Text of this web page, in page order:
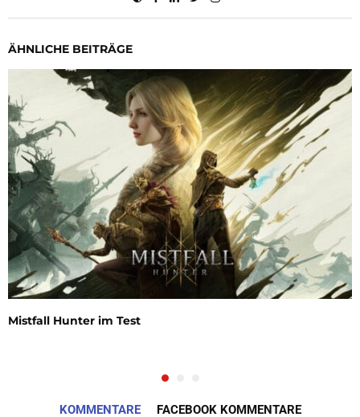
ÄHNLICHE BEITRÄGE
Mistfall Hunter im Test
KOMMENTARE FACEBOOK KOMMENTARE